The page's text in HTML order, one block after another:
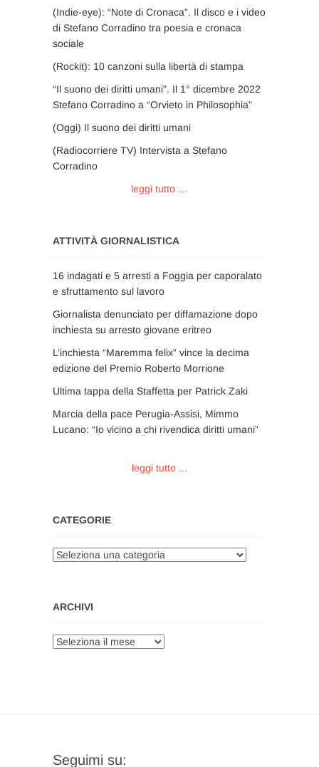
(Indie-eye): “Note di Cronaca”. Il disco e i video
di Stefano Corradino tra poesia e cronaca
sociale
(Rockit): 10 canzoni sulla libertà di stampa
“Il suono dei diritti umani”. Il 1° dicembre 2022
Stefano Corradino a “Orvieto in Philosophia”
(Oggi) Il suono dei diritti umani
(Radiocorriere TV) Intervista a Stefano
Corradino
leggi tutto …
ATTIVITÀ GIORNALISTICA
16 indagati e 5 arresti a Foggia per caporalato
e sfruttamento sul lavoro
Giornalista denunciato per diffamazione dopo
inchiesta su arresto giovane eritreo
L’inchiesta “Maremma felix” vince la decima
edizione del Premio Roberto Morrione
Ultima tappa della Staffetta per Patrick Zaki
Marcia della pace Perugia-Assisi, Mimmo
Lucano: “Io vicino a chi rivendica diritti umani”
leggi tutto ...
CATEGORIE
Categorie
ARCHIVI
Archivi
Seguimi su: